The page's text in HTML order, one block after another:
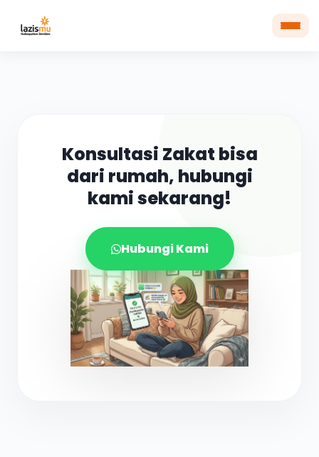
Konsultasi Zakat bisa
dari rumah, hubungi
kami sekarang!
Hubungi Kami